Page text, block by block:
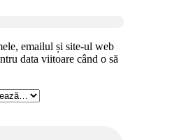
emailul și site-ul web
data viitoare când o să